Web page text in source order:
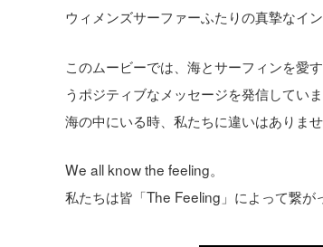
ウィメンズサーファーふたりの真摯なイ
このムービーでは、海とサーフィンを愛
うポジティブなメッセージを発信していま
海の中にいる時、私たちに違いはありませ
We all know the feeling。
私たちは皆「The Feeling」によって繋が